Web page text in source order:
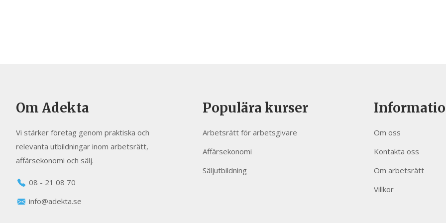
Om Adekta
Vi stärker företag genom praktiska och
relevanta utbildningar inom arbetsrätt,
affärsekonomi och sälj.
08 - 21 08 70
info@adekta.se
Populära kurser
Arbetsrätt för arbetsgivare
Affärsekonomi
Säljutbildning
Om oss
Kontakta oss
Om arbetsrätt
Villkor